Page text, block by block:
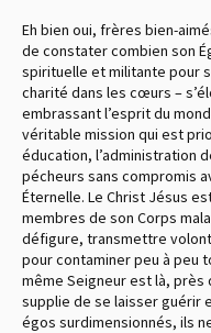
Eh bien oui, frères bien-
de constater combien son
spirituelle et militante pour
charité dans les cœurs –
embrassant l’esprit du
véritable mission qui est
éducation, l’administration
pécheurs sans compromis
Éternelle. Le Christ Jésus
membres de son Corps
défigure, transmettre
pour contaminer peu à peu
même Seigneur est là, près
supplie de se laisser guérir
égos surdimensionnés, ils